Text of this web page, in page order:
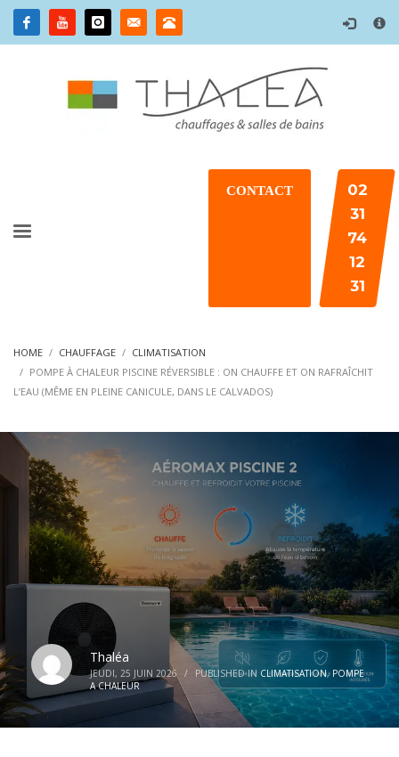
×
CONTACT
02
31
74
12
31
HOME CHAUFFAGE
CLIMATISATION
POMPE À CHALEUR PISCINE RÉVERSIBLE : ON CHAUFFE ET ON RAFRAÎCHIT
L’EAU (MÊME EN PLEINE CANICULE, DANS LE CALVADOS)
Thaléa
JEUDI, 25 JUIN 2026 / PUBLISHED IN CLIMATISATION, POMPE
A CHALEUR